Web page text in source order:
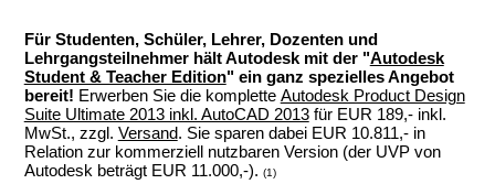
Für Studenten, Schüler, Lehrer, Dozenten und
Lehrgangsteilnehmer hält Autodesk mit der "Autodesk
Student & Teacher Edition" ein ganz spezielles Angebot
bereit! Erwerben Sie die komplette Autodesk Product Design
Suite Ultimate 2013 inkl. AutoCAD 2013für EUR 189,- inkl.
MwSt., zzgl. Versand. Sie sparen dabei EUR 10.811,- in
Relation zur kommerziell nutzbaren Version (der UVP von
Autodesk beträgt EUR 11.000,-). (1)